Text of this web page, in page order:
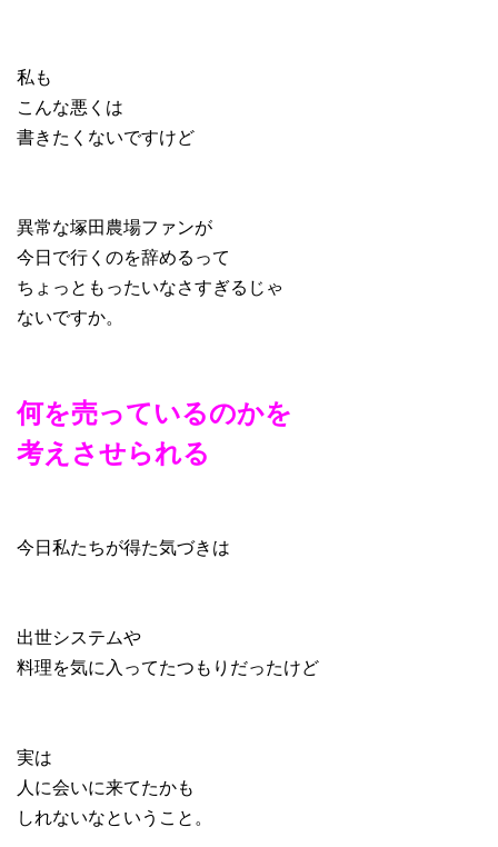
私も
こんな悪くは
書きたくないですけど
異常な塚田農場ファンが
今日で行くのを辞めるって
ちょっともったいなさすぎるじゃ
ないですか。
何を売っているのかを
考えさせられる
今日私たちが得た気づきは
出世システムや
料理を気に入ってたつもりだったけど
実は
人に会いに来てたかも
しれないなということ。